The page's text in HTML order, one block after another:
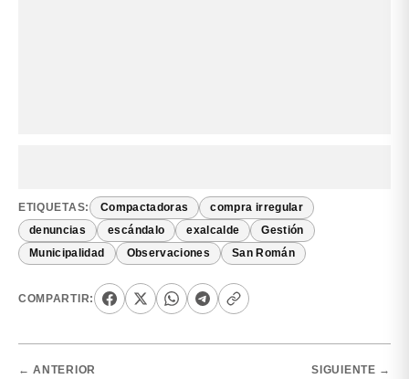
ETIQUETAS: Compactadoras compra irregular
denuncias escándalo exalcalde Gestión
Municipalidad Observaciones San Román
COMPARTIR:
← ANTERIOR SIGUIENTE →